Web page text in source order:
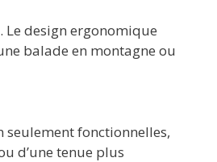
design ergonomique
balade en montagne ou
seulement fonctionnelles,
d’une tenue plus